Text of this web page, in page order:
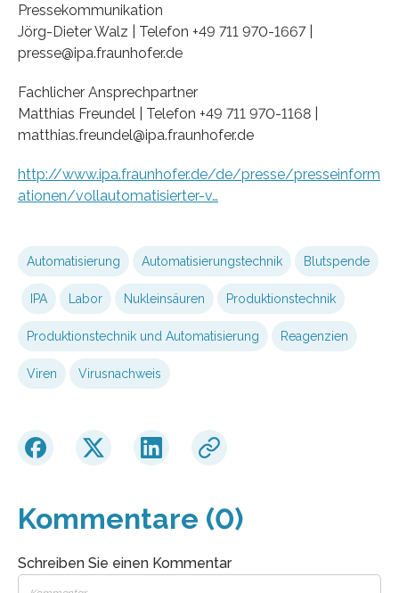
Pressekommunikation
Jörg-Dieter Walz | Telefon +49 711 970-1667 |
presse@ipa.fraunhofer.de
Fachlicher Ansprechpartner
Matthias Freundel | Telefon +49 711 970-1168 |
matthias.freundel@ipa.fraunhofer.de
http://www.ipa.fraunhofer.de/de/presse/presseinform
ationen/vollautomatisierter-v…
Automatisierung Automatisierungstechnik Blutspende
IPA Labor Nukleinsäuren Produktionstechnik
Produktionstechnik und Automatisierung Reagenzien
Viren Virusnachweis
Kommentare (0)
Schreiben Sie einen Kommentar